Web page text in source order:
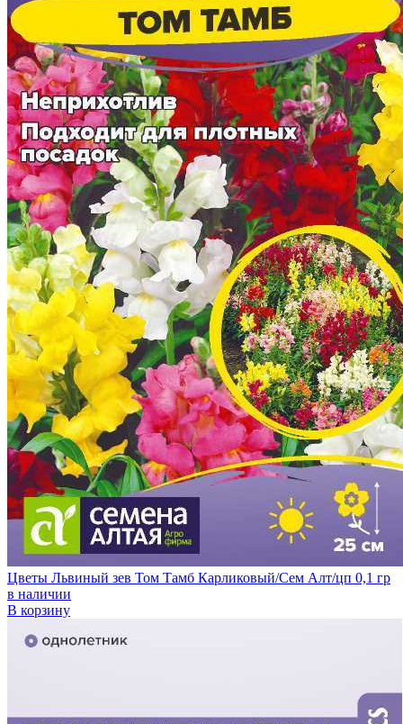
Цветы Львиный зев Том Тамб Карликовый/Сем Алт/цп 0,1 гр
в наличии
В корзину